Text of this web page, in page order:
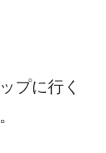
プに行く